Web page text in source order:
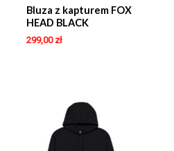
Bluza z kapturem FOX
HEAD BLACK
299,00 zł